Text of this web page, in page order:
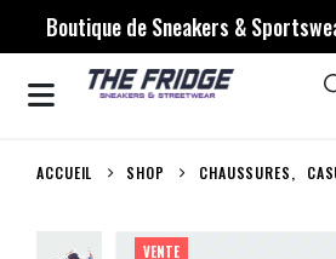
Boutique de Sneakers &
ACCUEIL SHOP CHAUSSURES,
VENTE